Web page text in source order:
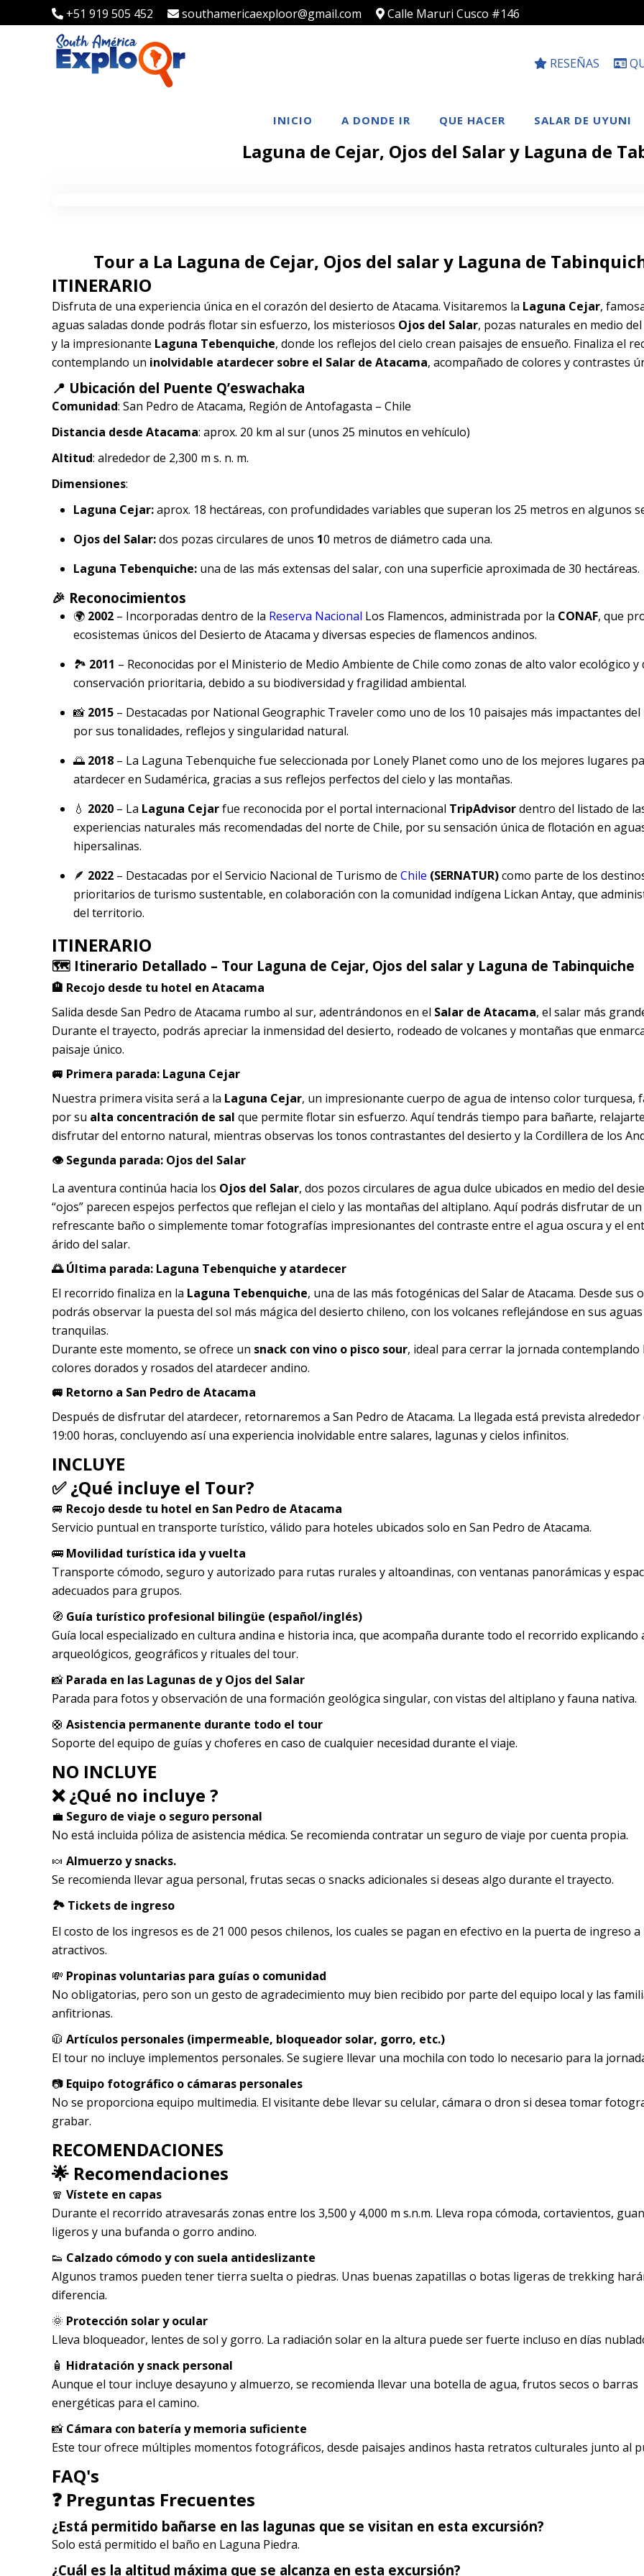
+51 919 505 452 southamericaexploor@gmail.com Calle Maruri Cusco #146
RESEÑAS
INICIO A DONDE IR QUE HACER SALAR DE UYUNI
Laguna de Cejar, Ojos del Salar y Laguna de
Tour a La Laguna de Cejar, Ojos del salar y Laguna de
ITINERARIO
Disfruta de una experiencia única en el corazón del desierto de Atacama. Visitaremos la Laguna Cejar,
aguas saladas donde podrás flotar sin esfuerzo, los misteriosos Ojos del Salar, pozas naturales en medio
y la impresionante Laguna Tebenquiche, donde los reflejos del cielo crean paisajes de ensueño. Finaliza el
contemplando un inolvidable atardecer sobre el Salar de Atacama, acompañado de colores y contrastes
📍 Ubicación del Puente Q’eswachaka
Comunidad: San Pedro de Atacama, Región de Antofagasta – Chile
Distancia desde Atacama: aprox. 20 km al sur (unos 25 minutos en vehículo)
Altitud: alrededor de 2,300 m s. n. m.
Dimensiones:
Laguna Cejar:aprox. 18 hectáreas, con profundidades variables que superan los 25 metros en algunos
Ojos del Salar:dos pozas circulares de unos 10 metros de diámetro cada una.
Laguna Tebenquiche: una de las más extensas del salar, con una superficie aproximada de 30 hectáreas.
🎉 Reconocimientos
🌍 2002 – Incorporadas dentro de la Reserva Nacional Los Flamencos, administrada por la CONAF, que
ecosistemas únicos del Desierto de Atacama y diversas especies de flamencos andinos.
🏞️ 2011 – Reconocidas por el Ministerio de Medio Ambiente de Chile como zonas de alto valor ecológico y
conservación prioritaria, debido a su biodiversidad y fragilidad ambiental.
📸 2015 – Destacadas por National Geographic Traveler como uno de los 10 paisajes más impactantes del
por sus tonalidades, reflejos y singularidad natural.
🌅 2018 – La Laguna Tebenquiche fue seleccionada por Lonely Planet como uno de los mejores lugares
atardecer en Sudamérica, gracias a sus reflejos perfectos del cielo y las montañas.
💧 2020 – La Laguna Cejarfue reconocida por el portal internacional TripAdvisordentro del listado de
experiencias naturales más recomendadas del norte de Chile, por su sensación única de flotación en
hipersalinas.
🪶 2022 – Destacadas por el Servicio Nacional de Turismo de Chile (SERNATUR)como parte de los
prioritarios de turismo sustentable, en colaboración con la comunidad indígena Lickan Antay, que
del territorio.
ITINERARIO
🗺️ Itinerario Detallado – Tour Laguna de Cejar, Ojos del salar y Laguna de Tabinquiche
🏨 Recojo desde tu hotel en Atacama
Salida desde San Pedro de Atacama rumbo al sur, adentrándonos en el Salar de Atacama, el salar más
Durante el trayecto, podrás apreciar la inmensidad del desierto, rodeado de volcanes y montañas que
paisaje único.
🚐 Primera parada: Laguna Cejar
Nuestra primera visita será a la Laguna Cejar, un impresionante cuerpo de agua de intenso color turquesa,
por su alta concentración de sal que permite flotar sin esfuerzo. Aquí tendrás tiempo para bañarte,
disfrutar del entorno natural, mientras observas los tonos contrastantes del desierto y la Cordillera de los
👁️ Segunda parada: Ojos del Salar
La aventura continúa hacia los Ojos del Salar, dos pozos circulares de agua dulce ubicados en medio del
“ojos” parecen espejos perfectos que reflejan el cielo y las montañas del altiplano. Aquí podrás disfrutar de un
refrescante baño o simplemente tomar fotografías impresionantes del contraste entre el agua oscura y el
árido del salar.
🌅 Última parada: Laguna Tebenquiche y atardecer
El recorrido finaliza en la Laguna Tebenquiche, una de las más fotogénicas del Salar de Atacama. Desde sus
podrás observar la puesta del sol más mágica del desierto chileno, con los volcanes reflejándose en sus aguas
tranquilas.
Durante este momento, se ofrece un snack con vino o pisco sour, ideal para cerrar la jornada contemplando
colores dorados y rosados del atardecer andino.
🚐 Retorno a San Pedro de Atacama
Después de disfrutar del atardecer, retornaremos a San Pedro de Atacama. La llegada está prevista alrededor
19:00 horas, concluyendo así una experiencia inolvidable entre salares, lagunas y cielos infinitos.
INCLUYE
✅ ¿Qué incluye el Tour?
🚐 Recojo desde tu hotel en San Pedro de Atacama
Servicio puntual en transporte turístico, válido para hoteles ubicados solo en San Pedro de Atacama.
🚌 Movilidad turística ida y vuelta
Transporte cómodo, seguro y autorizado para rutas rurales y altoandinas, con ventanas panorámicas y
adecuados para grupos.
🧭 Guía turístico profesional bilingüe (español/inglés)
Guía local especializado en cultura andina e historia inca, que acompaña durante todo el recorrido explicando
arqueológicos, geográficos y rituales del tour.
📸 Parada en las Lagunas de y Ojos del Salar
Parada para fotos y observación de una formación geológica singular, con vistas del altiplano y fauna nativa.
🛟 Asistencia permanente durante todo el tour
Soporte del equipo de guías y choferes en caso de cualquier necesidad durante el viaje.
NO INCLUYE
❌ ¿Qué no incluye ?
💼 Seguro de viaje o seguro personal
No está incluida póliza de asistencia médica. Se recomienda contratar un seguro de viaje por cuenta propia.
🍬 Almuerzo y snacks.
Se recomienda llevar agua personal, frutas secas o snacks adicionales si deseas algo durante el trayecto.
🏞️ Tickets de ingreso
El costo de los ingresos es de 21 000 pesos chilenos, los cuales se pagan en efectivo en la puerta de ingreso a
atractivos.
💸 Propinas voluntarias para guías o comunidad
No obligatorias, pero son un gesto de agradecimiento muy bien recibido por parte del equipo local y las
anfitrionas.
🧥 Artículos personales (impermeable, bloqueador solar, gorro, etc.)
El tour no incluye implementos personales. Se sugiere llevar una mochila con todo lo necesario para la
📷 Equipo fotográfico o cámaras personales
No se proporciona equipo multimedia. El visitante debe llevar su celular, cámara o dron si desea tomar
grabar.
RECOMENDACIONES
🌟 Recomendaciones
🧣 Vístete en capas
Durante el recorrido atravesarás zonas entre los 3,500 y 4,000 m s.n.m. Lleva ropa cómoda, cortavientos,
ligeros y una bufanda o gorro andino.
👟 Calzado cómodo y con suela antideslizante
Algunos tramos pueden tener tierra suelta o piedras. Unas buenas zapatillas o botas ligeras de trekking
diferencia.
🌞 Protección solar y ocular
Lleva bloqueador, lentes de sol y gorro. La radiación solar en la altura puede ser fuerte incluso en días
🧴 Hidratación y snack personal
Aunque el tour incluye desayuno y almuerzo, se recomienda llevar una botella de agua, frutos secos o barras
energéticas para el camino.
📸 Cámara con batería y memoria suficiente
Este tour ofrece múltiples momentos fotográficos, desde paisajes andinos hasta retratos culturales junto al
FAQ's
❓ Preguntas Frecuentes
¿Está permitido bañarse en las lagunas que se visitan en esta excursión?
Solo está permitido el baño en Laguna Piedra.
¿Cuál es la altitud máxima que se alcanza en esta excursión?